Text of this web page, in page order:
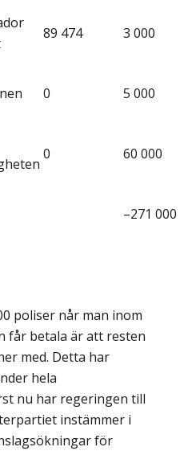
89 474 3 000
0 5 000
0 60 000
–271 000
poliser når man inom
får betala är att resten
med. Detta har
hela
nu har regeringen till
instämmer i
för